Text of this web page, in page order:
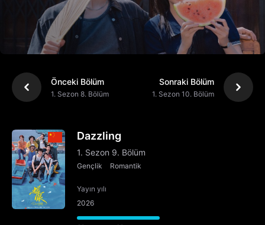
Önceki Bölüm
1. Sezon 8. Bölüm
Sonraki Bölüm
1. Sezon 10. Bölüm
Dazzling
1. Sezon 9. Bölüm
Gençlik Romantik
Yayın yılı
2026